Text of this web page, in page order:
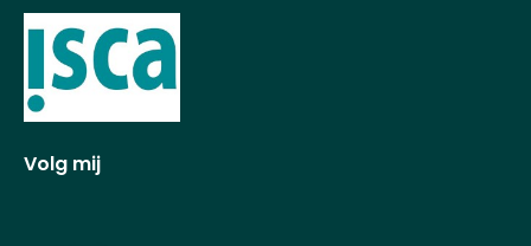
Volg mij